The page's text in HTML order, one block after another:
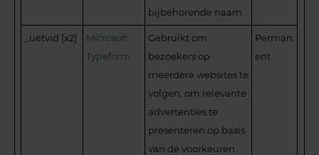
bijbehorende naam.
_uetvid [x2]
Microsoft
Typeform
Gebruikt om
bezoekers op
meerdere websites te
volgen, om relevante
advertenties te
presenteren op basis
van de voorkeuren
Perman
ent